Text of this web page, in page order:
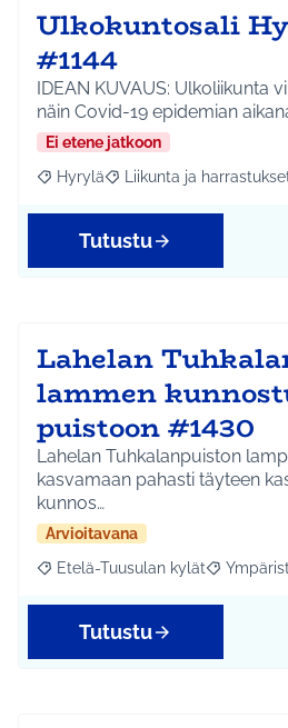
Ulkokuntosali
#1144
IDEAN KUVAUS: Ulkoliikunta
näin Covid-19 epidemian
Ei etene jatkoon
Rajaa tulokset aihepiirin mukaan:
Hyrylä Rajaa tulokset teeman
Liikunta ja
Tutustu
Lahelan
lammen
puistoon #1430
Lahelan Tuhkalanpuiston
kasvamaan pahasti täyteen
kunnos…
Arvioitavana
Rajaa tulokset aihepiirin mukaan:
Etelä-Tuusulan kylät Rajaa
Tutustu